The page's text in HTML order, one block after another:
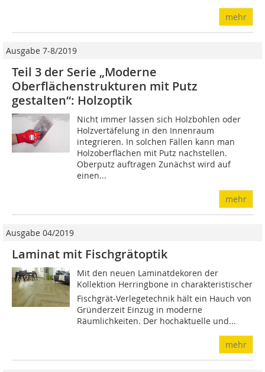
mehr
Ausgabe 7-8/2019
Teil 3 der Serie „Moderne
Oberflächenstrukturen mit Putz
gestalten“: Holzoptik
Nicht immer lassen sich Holzbohlen oder
Holzvertäfelung in den Innenraum
integrieren. In solchen Fällen kann man
Holzoberflächen mit Putz nachstellen.
Oberputz auftragen Zunächst wird auf
einen...
mehr
Ausgabe 04/2019
Laminat mit Fischgrätoptik
Mit den neuen Laminatdekoren der
Kollektion Herringbone in charakteristischer
Fischgrät-Verlegetechnik hält ein Hauch von
Gründerzeit Einzug in moderne
Räumlichkeiten. Der hochaktuelle und...
mehr